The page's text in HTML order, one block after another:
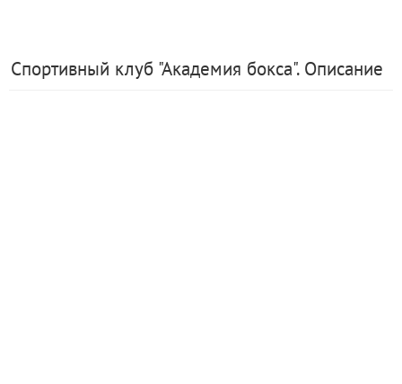
Спортивный клуб "Академия бокса". Описание